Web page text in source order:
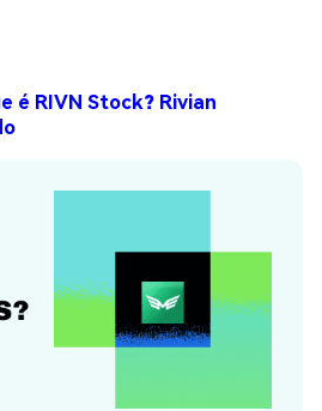
é RIVN Stock? Rivian